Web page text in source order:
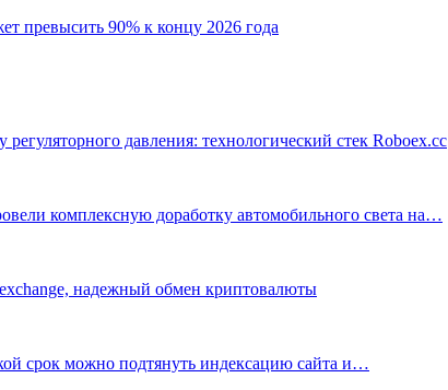
превысить 90% к концу 2026 года
давления: технологический стек Roboex.cc
комплексную доработку автомобильного света на…
надежный обмен криптовалюты
срок можно подтянуть индексацию сайта и…